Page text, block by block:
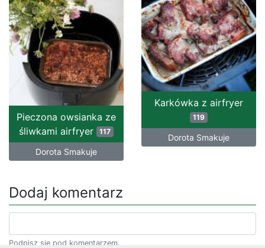
Karkówka z airfryer
119
Dorota Smakuje
Pieczona owsianka ze
śliwkami airfryer 117
Dorota Smakuje
Dodaj komentarz
Podpisz się pod komentarzem.